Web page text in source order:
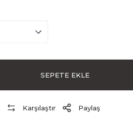
SEPETE EKLE
Karşılaştır Paylaş